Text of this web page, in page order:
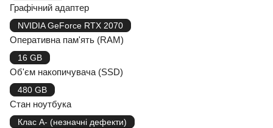
Графічний адаптер
NVIDIA GeForce RTX 2070
Оперативна пам'ять (RAM)
16 GB
Об'єм накопичувача (SSD)
480 GB
Стан ноутбука
Клас A- (незначні дефекти)